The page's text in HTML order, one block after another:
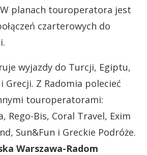
planach touroperatora jest
czarterowych do
wyjazdy do Turcji, Egiptu,
Grecji. Z Radomia polecieć
touroperatorami:
Rego-Bis, Coral Travel, Exim
Sun&Fun i Greckie Podróże.
Warszawa-Radom